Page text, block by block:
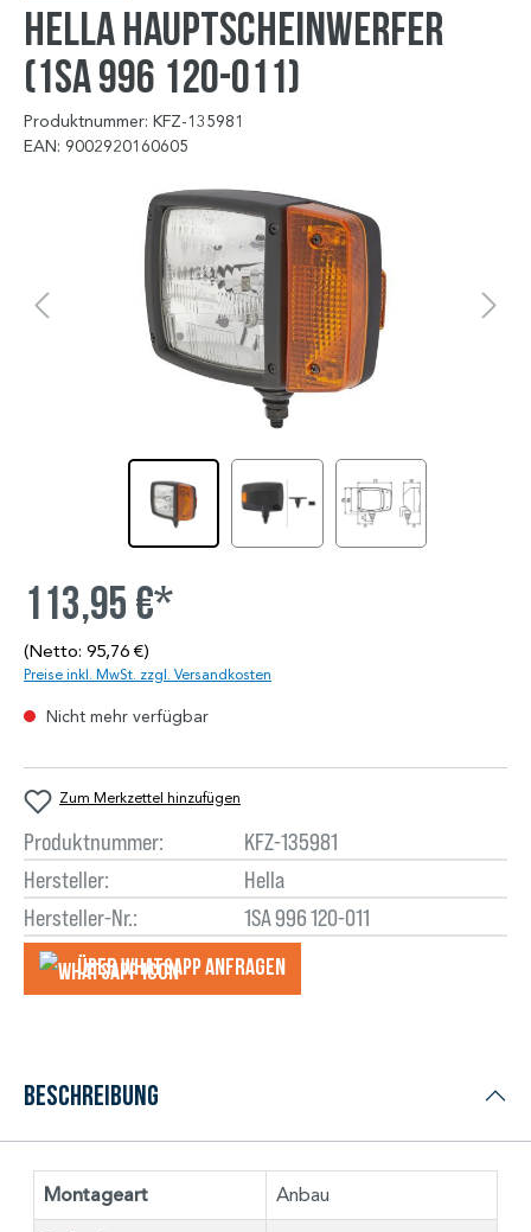
HELLA Hauptscheinwerfer
(1SA 996 120-011)
Produktnummer: KFZ-135981
EAN: 9002920160605
113,95 €*
(Netto: 95,76 €)
Preise inkl. MwSt. zzgl. Versandkosten
Nicht mehr verfügbar
Zum Merkzettel hinzufügen
Produktnummer:
KFZ-135981
Hersteller:
Hella
Hersteller-Nr.:
1SA 996 120-011
Über WhatsApp anfragеn
Beschreibung
Montageart Anbau